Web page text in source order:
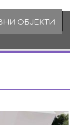
ОБЈЕКТИ